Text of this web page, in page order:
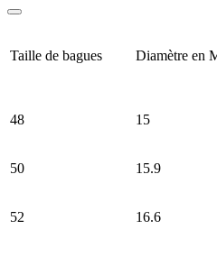
Taille de bagues Diamètre en
48 15
50 15.9
52 16.6